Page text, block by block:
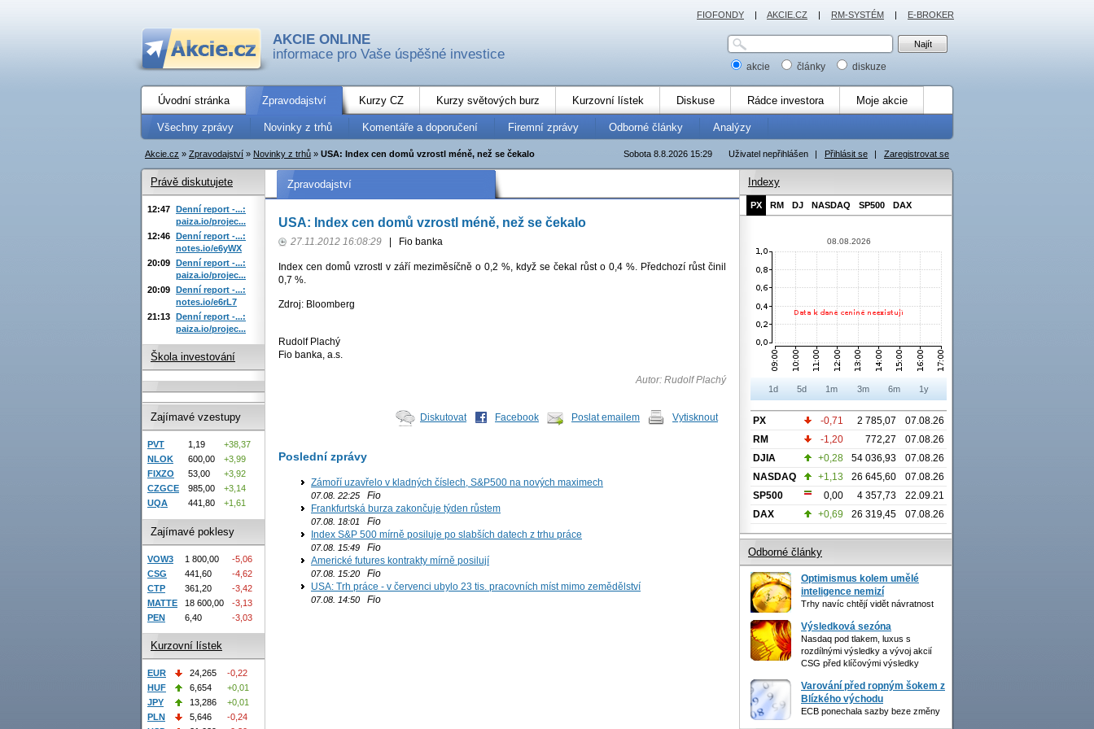
AKCIE ONLINE
informace pro Vaše úspěšné investice
akcie články diskuze
Úvodní stránka Zpravodajství Kurzy CZ Kurzy světových burz Kurzovní lístek Diskuse Rádce investora Moje akcie
Všechny zprávy Novinky z trhů Komentáře a doporučení Firemní zprávy Odborné články Analýzy
Uživatel nepřihlášen | Přihlásit se | Zaregistrovat se
Sobota 8.8.2026 15:29
Akcie.cz » Zpravodajství » Novinky z trhů » USA: Index cen domů vzrostl méně, než se čekalo
Zpravodajství
USA: Index cen domů vzrostl méně, než se čekalo
27.11.2012 16:08:29 Fio banka
Index cen domů vzrostl v září meziměsíčně o 0,2 %, když se čekal růst o 0,4 %. Předchozí růst činil
0,7 %.
Zdroj: Bloomberg
Rudolf Plachý
Fio banka, a.s.
Autor: Rudolf Plachý
Diskutovat Facebook Poslat emailem Vytisknout
Poslední zprávy
Zámoří uzavřelo v kladných číslech, S&P500 na nových maximech
07.08. 22:25 Fio
Frankfurtská burza zakončuje týden růstem
07.08. 18:01
Fio
Index S&P 500 mírně posiluje po slabších datech z trhu práce
07.08. 15:49 Fio
Americké futures kontrakty mírně posilují
07.08. 15:20 Fio
USA: Trh práce - v červenci ubylo 23 tis. pracovních míst mimo zemědělství
07.08. 14:50 Fio
Právě diskutujete
12:47 Denní report -...:
paiza.io/projec...
12:46 Denní report -...:
notes.io/e6yWX
20:09 Denní report -...:
paiza.io/projec...
20:09 Denní report -...:
notes.io/e6rL7
21:13 Denní report -...:
paiza.io/projec...
Škola investování
Zajímavé vzestupy
PVT 1,19
+38,37
NLOK
600,00
+3,99
FIXZO
53,00
+3,92
CZGCE
985,00
+3,14
UQA
441,80 +1,61
Zajímavé poklesy
VOW3 1 800,00
-5,06
CSG
441,60
-4,62
CTP
361,20
-3,42
MATTE
18 600,00
-3,13
PEN
6,40 -3,03
Kurzovní lístek
EUR 24,265
-0,22
HUF
6,654
+0,01
JPY
13,286
+0,01
PLN
5,646
-0,24
Indexy
PX RM DJ NASDAQ SP500 DAX
08.08.2026
1d 5d 1m 3m 6m 1y
PX -0,71 2 785,07
07.08.26
RM
-1,20 772,27
07.08.26
DJIA
+0,28 54 036,93
07.08.26
NASDAQ
+1,13 26 645,60
07.08.26
SP500
0,00 4 357,73
22.09.21
DAX
+0,69 26 319,45 07.08.26
Odborné články
Optimismus kolem umělé
inteligence nemizí
Trhy navíc chtějí vidět návratnost
Výsledková sezóna
Nasdaq pod tlakem, luxus s
rozdílnými výsledky a vývoj akcií
CSG před klíčovými výsledky
Varování před ropným šokem z
Blízkého východu
ECB ponechala sazby beze změny
FIOFONDY | AKCIE.CZ | RM-SYSTÉM | E-BROKER